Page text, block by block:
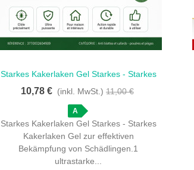
Schnellansicht
Starkes Kakerlaken Gel Starkes - Starkes
Kakerlaken Gel - 1 Spritze Für Effektive
Schädlingbekämpfung
10,78 € (inkl. MwSt.) 11,00 €
A
Starkes Kakerlaken Gel Starkes - Starkes
Kakerlaken Gel zur effektiven
Bekämpfung von Schädlingen.1
ultrastarke...